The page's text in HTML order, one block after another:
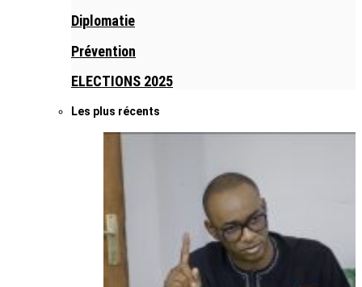
Diplomatie
Prévention
ELECTIONS 2025
Les plus récents